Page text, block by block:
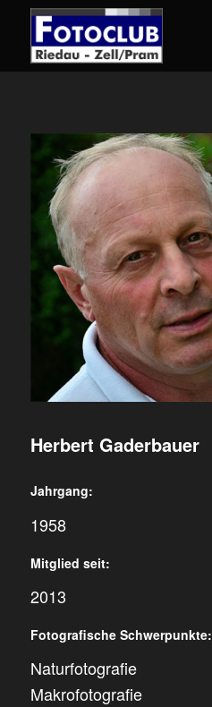
Herbert Gaderbauer
Jahrgang:
1958
Mitglied seit:
2013
Fotografische Schwerpunkte:
Naturfotografie
Makrofotografie